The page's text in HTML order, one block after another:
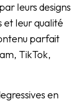
leurs designs
et leur qualité
parfait
TikTok,
en